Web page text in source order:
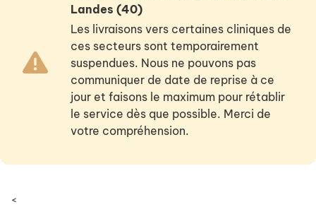
Landes (40)
Les livraisons vers certaines cliniques de
ces secteurs sont temporairement
suspendues. Nous ne pouvons pas
communiquer de date de reprise à ce
jour et faisons le maximum pour rétablir
le service dès que possible. Merci de
votre compréhension.
<